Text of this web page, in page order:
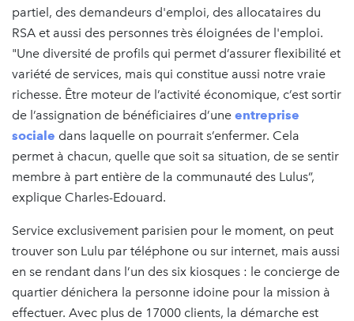
partiel, des demandeurs d'emploi, des allocataires du
RSA et aussi des personnes très éloignées de l'emploi.
"Une diversité de profils qui permet d’assurer flexibilité et
variété de services, mais qui constitue aussi notre vraie
richesse. Être moteur de l’activité économique, c’est sortir
de l’assignation de bénéficiaires d’une entreprise
sociale dans laquelle on pourrait s’enfermer. Cela
permet à chacun, quelle que soit sa situation, de se sentir
membre à part entière de la communauté des Lulus”,
explique Charles-Edouard.
Service exclusivement parisien pour le moment, on peut
trouver son Lulu par téléphone ou sur internet, mais aussi
en se rendant dans l’un des six kiosques : le concierge de
quartier dénichera la personne idoine pour la mission à
effectuer. Avec plus de 17000 clients, la démarche est